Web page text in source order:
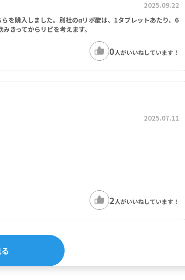
2025.09.22
を購入しました。別社のαリポ酸は、1タブレットあたり、6
きってからリピを考えます。
0人がいいねしています！
2025.07.11
2人がいいねしています！